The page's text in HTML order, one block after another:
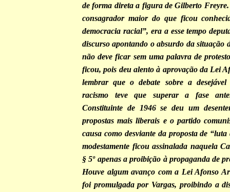
de forma direta a figura de Gilberto Freyre.
consagrador maior do que ficou
democracia racial”, era a esse tempo
discurso apontando o absurdo da situação
não deve ficar sem uma palavra de
ficou, pois deu alento à aprovação da Lei
lembrar que o debate sobre a desejável
racismo teve que superar a fase
Constituinte de 1946 se deu um
propostas mais liberais e o partido
causa como desviante da proposta de “luta
modestamente ficou assinalada naquela
§ 5º apenas a proibição à propaganda de
Houve algum avanço com a Lei Afonso
foi promulgada por Vargas, proibindo a